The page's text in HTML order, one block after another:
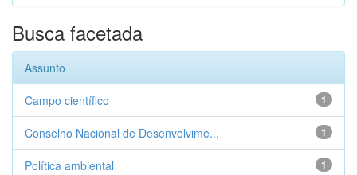
Busca facetada
Assunto
1
Campo científico
1
Conselho Nacional de Desenvolvime...
1
Política ambiental